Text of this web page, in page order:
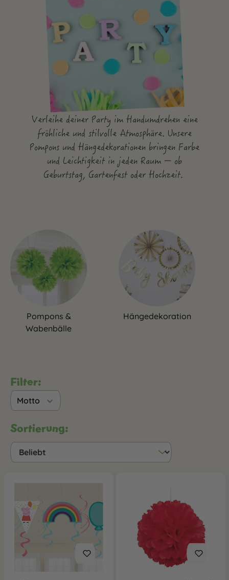
Verleihe deiner Party im Handumdrehen eine
fröhliche und stilvolle Atmosphäre. Unsere
Pompons und Hängedekorationen bringen Farbe
und Leichtigkeit in jeden Raum – ob
Geburtstag, Gartenfest oder Hochzeit.
Pompons &
Wabenbälle
Hängedekoration
Filter:
Motto
Sortierung: